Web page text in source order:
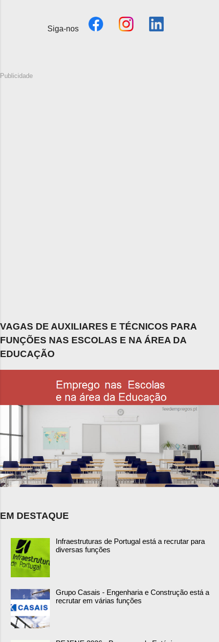
Siga-nos
Publicidade
VAGAS DE AUXILIARES E TÉCNICOS PARA
FUNÇÕES NAS ESCOLAS E NA ÁREA DA
EDUCAÇÃO
EM DESTAQUE
Infraestruturas de Portugal está a recrutar para
diversas funções
Grupo Casais - Engenharia e Construção está a
recrutar em várias funções